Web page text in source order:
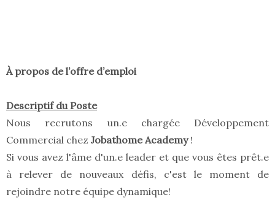
À propos de l’offre d’emploi
Descriptif du Poste
Nous recrutons un.e chargée Développement
Commercial chez Jobathome Academy!
Si vous avez l'âme d'un.e leader et que vous êtes prêt.e
à relever de nouveaux défis, c'est le moment de
rejoindre notre équipe dynamique!